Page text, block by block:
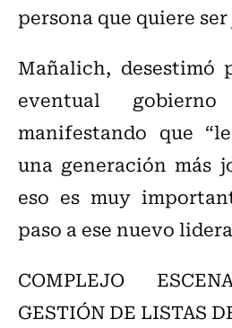
persona que quiere ser
Mañalich, desestimó
eventual
manifestando que
una generación más
eso es muy
paso a ese nuevo
COMPLEJO
GESTIÓN DE LISTAS